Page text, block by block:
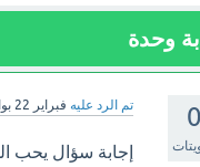
وحدة
0 تم الرد عليه فبراير 22
إجابة سؤال يحب